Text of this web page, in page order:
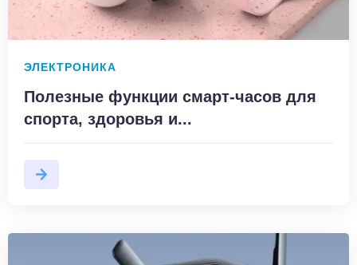
ЭЛЕКТРОНИКА
Полезные функции смарт-часов для
спорта, здоровья и...